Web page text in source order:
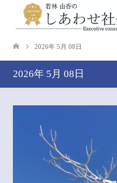
2026年 5月 08日
2026年 5月 08日